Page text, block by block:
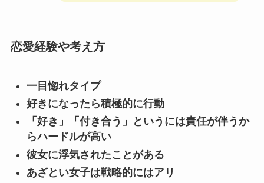
恋愛経験や考え方
一目惚れタイプ
好きになったら積極的に行動
「好き」「付き合う」というには責任が伴うか
らハードルが高い
彼女に浮気されたことがある
あざとい女子は戦略的にはアリ